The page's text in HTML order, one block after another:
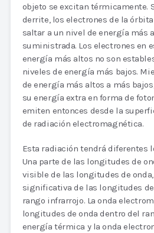
objeto se excitan térmicamente.
derrite, los electrones de la
saltar a un nivel de energía más
suministrada. Los electrones en
energía más altos no son
niveles de energía más bajos.
de energía más altos a más
su energía extra en forma de
emiten entonces desde la
de radiación electromagnética.
Esta radiación tendrá diferentes
Una parte de las longitudes de
visible de las longitudes de
significativa de las longitudes de
rango infrarrojo. La onda
longitudes de onda dentro del
energía térmica y la onda